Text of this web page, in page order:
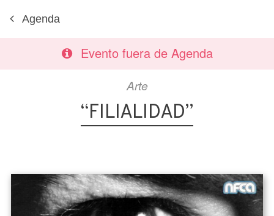
Agenda
Evento fuera de Agenda
Arte
“FILIALIDAD”